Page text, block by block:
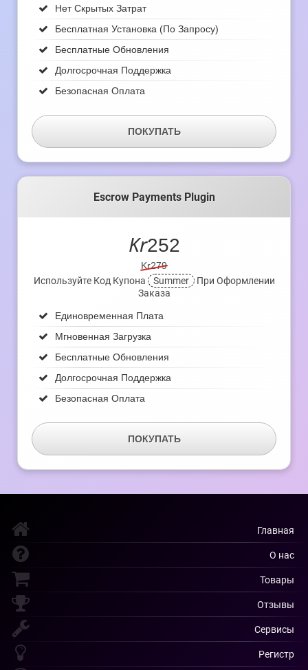
Нет Скрытых Затрат
Бесплатная Установка (по Запросу)
Бесплатные Обновления
Долгосрочная Поддержка
Безопасная Оплата
ПОКУПАТЬ
Escrow Payments Plugin
Kr252
Kr279
Используйте Код Купона
Summer При Оформлении
Заказа
Единовременная Плата
Мгновенная Загрузка
Бесплатные Обновления
Долгосрочная Поддержка
Безопасная Оплата
ПОКУПАТЬ
Главная
О нас
Товары
Отзывы
Сервисы
Регистр